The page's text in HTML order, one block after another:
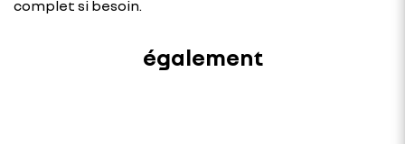
complet si besoin.
également